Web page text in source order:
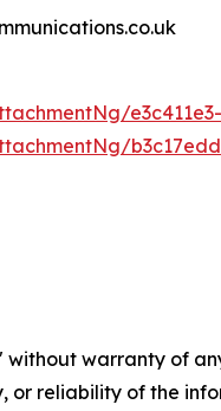
without warranty of
or reliability of the